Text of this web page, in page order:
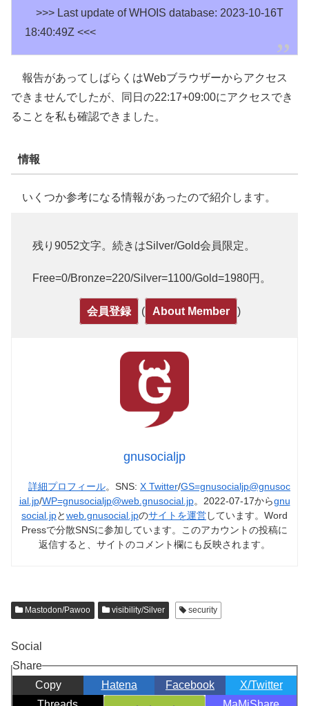
>>> Last update of WHOIS database: 2023-10-16T
18:40:49Z <<<
報告があってしばらくはWebブラウザーからアクセス
できませんでしたが、同日の22:17+09:00にアクセスでき
ることを私も確認できました。
情報
いくつか参考になる情報があったので紹介します。
残り9052文字。続きはSilver/Gold会員限定。
Free=0/Bronze=220/Silver=1100/Gold=1980円。
会員登録 ( About Member )
gnusocialjp
詳細プロフィール。SNS: X Twitter/GS=gnusocialjp@gnusoc
ial.jp/WP=gnusocialjp@web.gnusocial.jp。2022-07-17からgnu
social.jpとweb.gnusocial.jpのサイトを運営しています。Word
Pressで分散SNSに参加しています。このアカウントの投稿に
返信すると、サイトのコメント欄にも反映されます。
Mastodon/Pawoo visibility/Silver security
Social
Share
Copy
Hatena Facebook
X/Twitter